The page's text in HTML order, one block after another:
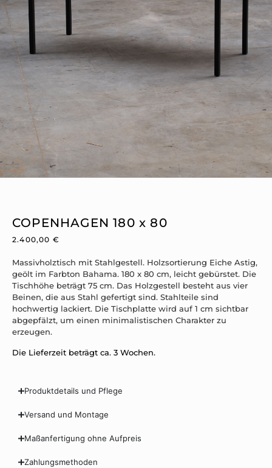
COPENHAGEN 180 x 80
2.400,00 €
Massivholztisch mit Stahlgestell. Holzsortierung Eiche Astig,
geölt im Farbton Bahama. 180 x 80 cm, leicht gebürstet. Die
Tischhöhe beträgt 75 cm. Das Holzgestell besteht aus vier
Beinen, die aus Stahl gefertigt sind. Stahlteile sind
hochwertig lackiert. Die Tischplatte wird auf 1 cm sichtbar
abgepfälzt, um einen minimalistischen Charakter zu
erzeugen.
Die Lieferzeit beträgt ca. 3 Wochen.
Produktdetails und Pflege
Versand und Montage
Maßanfertigung ohne Aufpreis
Zahlungsmethoden